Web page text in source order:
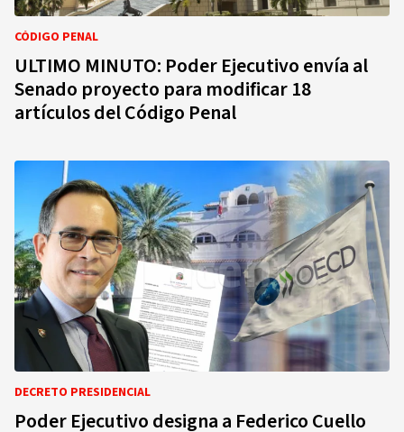
CÓDIGO PENAL
ULTIMO MINUTO: Poder Ejecutivo envía al
Senado proyecto para modificar 18
artículos del Código Penal
DECRETO PRESIDENCIAL
Poder Ejecutivo designa a Federico Cuello